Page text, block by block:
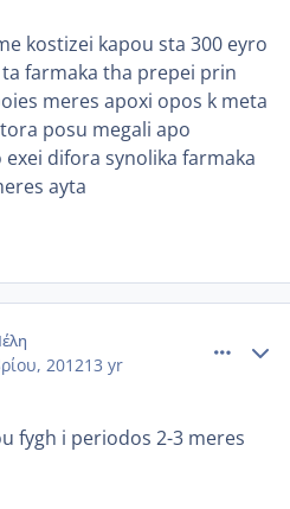
kostizei kapou sta 300 eyro
farmaka tha prepei prin
meres apoxi opos k meta
posu megali apo
difora synolika farmaka
ayta
201213 yr
fygh i periodos 2-3 meres